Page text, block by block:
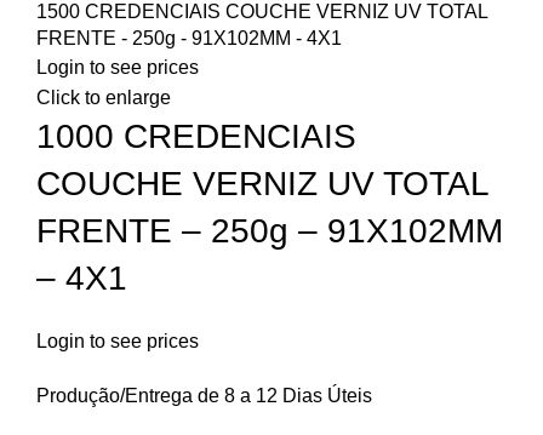
1500 CREDENCIAIS COUCHE VERNIZ UV TOTAL
FRENTE - 250g - 91X102MM - 4X1
Login to see prices
Click to enlarge
1000 CREDENCIAIS
COUCHE VERNIZ UV TOTAL
FRENTE – 250g – 91X102MM
– 4X1
Login to see prices
Produção/Entrega de 8 a 12 Dias Úteis